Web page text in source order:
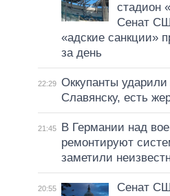
стадион
Сенат
«адские санкции»
за день
22:29 Оккупанты
Славянску, есть
21:45
В Германии над
ремонтируют
заметили
20:55
Сенат